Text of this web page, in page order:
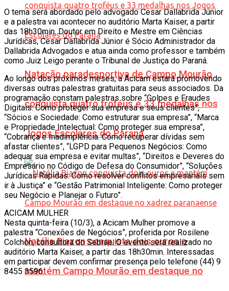
Natação paradesportiva de Campo Mourão
conquista quatro troféus e 33 medalhas nos
Jogos Escolares do Paraná
Natália Biazon conquista dois ouros e
mantém Campo Mourão em destaque no
O tema será abordado pelo advogado Cesar Dallabrida Júnior
e a palestra vai acontecer no auditório Marta Kaiser, a partir
das 18h30min. Doutor em Direito e Mestre em Ciências
Jurídicas, Cesar Dallabrida Júnior é Sócio Administrador da
Dallabrida Advogados e atua ainda como professor e também
como Juiz Leigo perante o Tribunal de Justiça do Paraná.
Ao longo dos próximos meses, a Acicam estará promovendo
diversas outras palestras gratuitas para seus associados. Da
programação constam palestras sobre “Golpes e Fraudes
Digitais: Como proteger sua empresa e seus clientes”,
“Sócios e Sociedade: Como estruturar sua empresa”, “Marca
e Propriedade Intelectual: Como proteger sua empresa”,
“Cobrança e Inadimplência: Como recuperar dívidas sem
afastar clientes”, “LGPD para Pequenos Negócios: Como
adequar sua empresa e evitar multas”, “Direitos e Deveres do
Empresário no Código de Defesa do Consumidor”, “Soluções
Jurídicas Rápidas: Como resolver conflitos empresariais sem
ir à Justiça” e “Gestão Patrimonial Inteligente: Como proteger
seu Negócio e Planejar o Futuro”.
ACICAM MULHER
Nesta quinta-feira (10/3), a Acicam Mulher promove a
palestra “Conexões de Negócios”, proferida por Rosilene
Colchon, consultora do Sebrae. O evento será realizado no
auditório Marta Kaiser, a partir das 18h30min. Interessadas
em participar devem confirmar presença pelo telefone (44) 9
8455 3596.